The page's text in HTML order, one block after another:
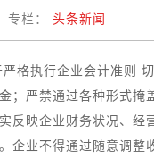
专栏： 头条新闻
执行企业会计准则
严禁通过各种形式
映企业财务状况、经
业不得通过随意调整